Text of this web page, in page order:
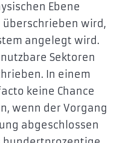
Ebene
wird,
angelegt wird.
Sektoren
In einem
keine Chance
wenn der Vorgang
abgeschlossen